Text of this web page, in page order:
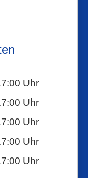
Uhr
Uhr
Uhr
Uhr
Uhr